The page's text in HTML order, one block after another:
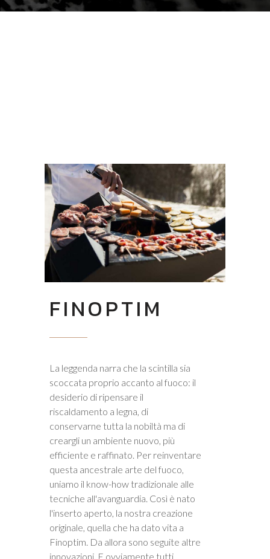
FINOPTIM
La leggenda narra che la scintilla sia
scoccata proprio accanto al fuoco: il
desiderio di ripensare il
riscaldamento a legna, di
conservarne tutta la nobiltà ma di
creargli un ambiente nuovo, più
efficiente e raffinato. Per reinventare
questa ancestrale arte del fuoco,
uniamo il know-how tradizionale alle
tecniche all'avanguardia. Così è nato
l'inserto aperto, la nostra creazione
originale, quella che ha dato vita a
Finoptim. Da allora sono seguite altre
innovazioni. E ovviamente tutti